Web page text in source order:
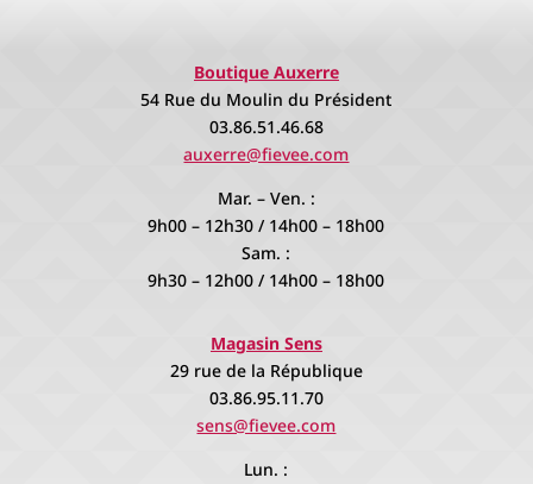
Boutique Auxerre
54 Rue du Moulin du Président
03.86.51.46.68
auxerre@fievee.com
Mar. – Ven. :
9h00 – 12h30 / 14h00 – 18h00
Sam. :
9h30 – 12h00 / 14h00 – 18h00
Magasin Sens
29 rue de la République
03.86.95.11.70
sens@fievee.com
Lun. :